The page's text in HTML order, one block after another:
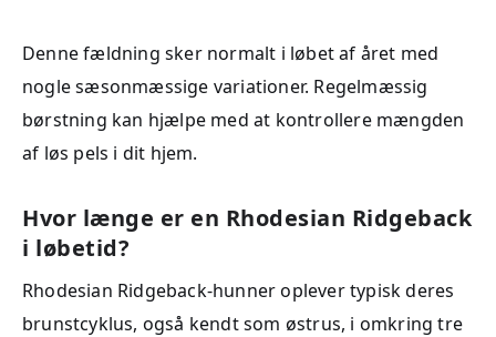
Denne fældning sker normalt i løbet af året med
nogle sæsonmæssige variationer. Regelmæssig
børstning kan hjælpe med at kontrollere mængden
af løs pels i dit hjem.
Hvor længe er en Rhodesian Ridgeback
i løbetid?
Rhodesian Ridgeback-hunner oplever typisk deres
brunstcyklus, også kendt som østrus, i omkring tre